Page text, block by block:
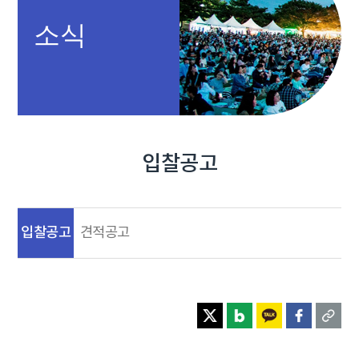
소식
입찰공고
입찰공고 견적공고